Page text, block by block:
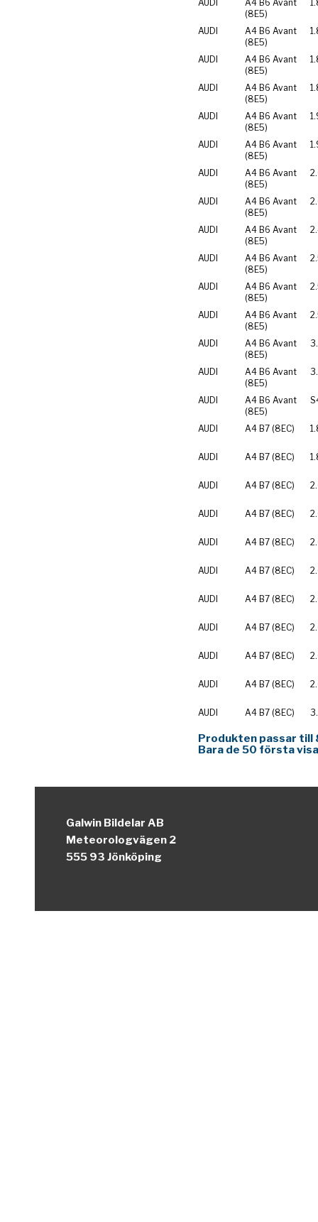
AUDI
A4 B6 Avant
(8E5)
AUDI
A4 B6 Avant
(8E5)
AUDI
A4 B6 Avant
(8E5)
AUDI
A4 B6 Avant
(8E5)
AUDI
A4 B6 Avant
(8E5)
AUDI
A4 B6 Avant
(8E5)
AUDI
A4 B6 Avant
(8E5)
AUDI
A4 B6 Avant
(8E5)
AUDI
A4 B6 Avant
(8E5)
AUDI
A4 B6 Avant
(8E5)
AUDI
A4 B6 Avant
(8E5)
AUDI
A4 B6 Avant
(8E5)
AUDI
A4 B6 Avant
(8E5)
AUDI
A4 B6 Avant
(8E5)
AUDI
A4 B6 Avant
(8E5)
AUDI A4 B7 (8EC)
AUDI A4 B7 (8EC)
AUDI A4 B7 (8EC)
AUDI A4 B7 (8EC)
AUDI A4 B7 (8EC)
AUDI A4 B7 (8EC)
AUDI A4 B7 (8EC)
AUDI A4 B7 (8EC)
AUDI A4 B7 (8EC)
AUDI A4 B7 (8EC)
AUDI A4 B7 (8EC)
Produkten passar till
Bara de 50 första
Galwin Bildelar AB
Meteorologvägen 2
555 93 Jönköping